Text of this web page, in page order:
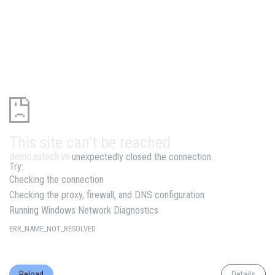
unexpectedly closed the connection.
Try:
Checking the connection
Checking the proxy, firewall, and DNS configuration
Running Windows Network Diagnostics
ERR_NAME_NOT_RESOLVED